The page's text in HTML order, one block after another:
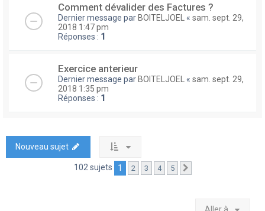
Comment dévalider des Factures ?
Dernier message par BOITELJOEL « sam. sept. 29,
2018 1:47 pm
Réponses : 1
Exercice anterieur
Dernier message par BOITELJOEL « sam. sept. 29,
2018 1:35 pm
Réponses : 1
Nouveau sujet
102 sujets 1 2 3 4 5